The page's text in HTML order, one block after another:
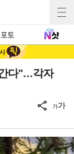
포토
다"…각자
가가